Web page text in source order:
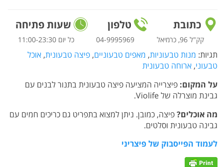
כתובת
קק"ל 96, כרמיאל
טלפון
04-9995969
שעות פתיחה
כל יום 11:00-23:30
תגיות: מנות טבעוניות, מאפים טבעוניים, פיצה טבעונית, אוכל
טבעוני, ארוחה טבעונית
על המקום: פיצרייה המציעה פיצה טבעונית בתנור לבנים עם
גבינת מוצרלה של Violife.
מה אוכלים?פיצה, כמובן. ניתן למצוא בתפריט גם כריכים חמים עם
גבינה טבעונית וסלטים.
לעמוד הפייסבוק של פיצריני